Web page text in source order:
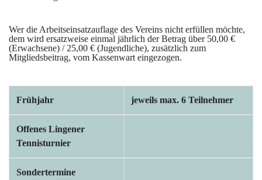
Wer die Arbeitseinsatzauflage des Vereins nicht erfüllen möchte,
dem wird ersatzweise einmal jährlich der Betrag über 50,00 €
(Erwachsene) / 25,00 € (Jugendliche), zusätzlich zum
Mitgliedsbeitrag, vom Kassenwart eingezogen.
Frühjahr jeweils max. 6 Teilnehmer
Offenes Lingener
Tennisturnier
Sondertermine